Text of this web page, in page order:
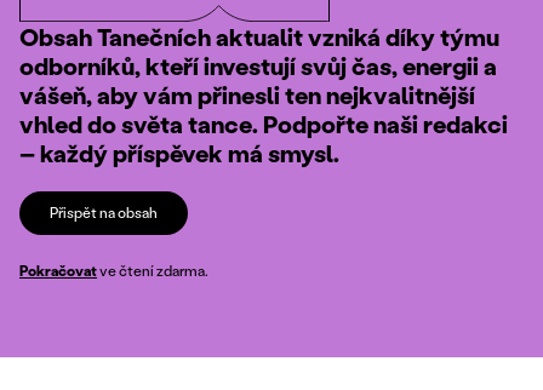
Obsah Tanečních aktualit vzniká díky týmu
odborníků, kteří investují svůj čas, energii a
vášeň, aby vám přinesli ten nejkvalitnější
vhled do světa tance. Podpořte naši redakci
– každý příspěvek má smysl.
Přispět na obsah
Pokračovatve čtení zdarma.